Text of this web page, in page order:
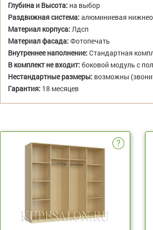
Глубина и Высота: на выбор
Раздвижная система: алюминиевая
Материал корпуса: Лдсп
Материал фасада: Фотопечать
Внутреннее наполнение: Стандартная
В комплект не входит: боковой модуль с
Нестандартные размеры: возможны
Гарантия: 18 месяцев